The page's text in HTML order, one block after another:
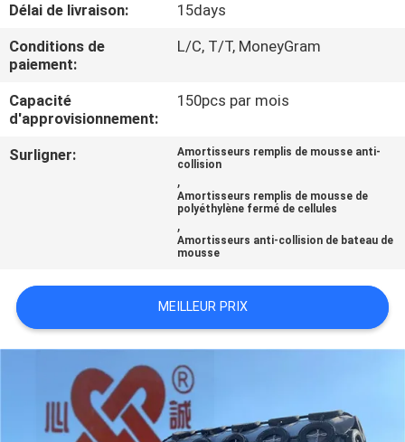
CONTRÔLE
DE
QUALITÉ
CONTACTEZ-
CAS
PLAN
SITE
Délai de livraison:
15days
Conditions de
paiement:
L/C, T/T, MoneyGram
Capacité
d'approvisionnement:
150pcs par mois
Surligner:
Amortisseurs remplis de mousse anti-
collision
,
Amortisseurs remplis de mousse de
polyéthylène fermé de cellules
,
Amortisseurs anti-collision de bateau de
mousse
MEILLEUR PRIX